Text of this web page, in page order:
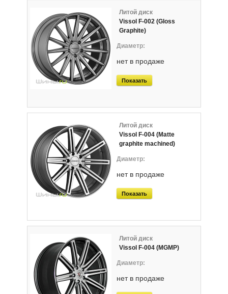
Литой диск
Vissol F-002 (Gloss
Graphite)
нет в продаже
Показать
Литой диск
Vissol F-004 (Matte
graphite machined)
нет в продаже
Показать
Литой диск
Vissol F-004 (MGMP)
нет в продаже